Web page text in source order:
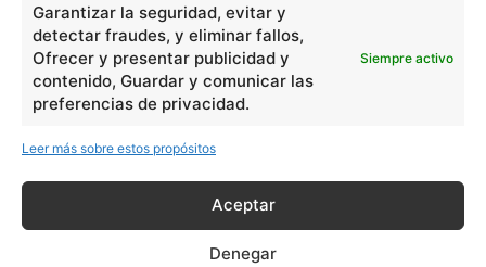
Garantizar la seguridad, evitar y
detectar fraudes, y eliminar fallos,
Ofrecer y presentar publicidad y
contenido, Guardar y comunicar las
preferencias de privacidad.
Siempre activo
Leer más sobre estos propósitos
Aceptar
Denegar